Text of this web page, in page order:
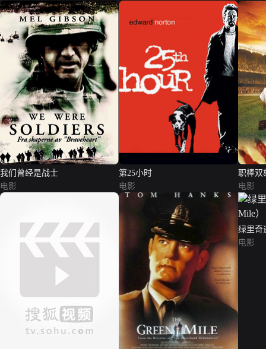
我们曾经是战士
电影
第25小时
电影
职棒双
电影
绿里奇
（普通
电影